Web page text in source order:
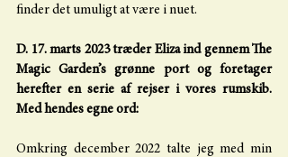
finder det umuligt at være i nuet.
D. 17. marts 2023 træder Eliza ind gennem The
Magic Garden’s grønne port og foretager
herefter en serie af rejser i vores rumskib.
Med hendes egne ord:
Omkring december 2022 talte jeg med min